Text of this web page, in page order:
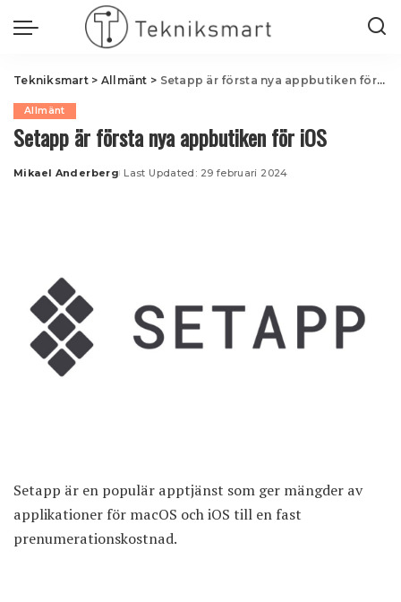
Tekniksmart> Allmänt > Setapp är första nya appbutiken för iOS
Allmänt
Setapp är första nya appbutiken för iOS
Posted
Mikael Anderberg Last Updated: 29 februari 2024
Setapp är en populär apptjänst som ger mängder av
applikationer för macOS och iOS till en fast
prenumerationskostnad.